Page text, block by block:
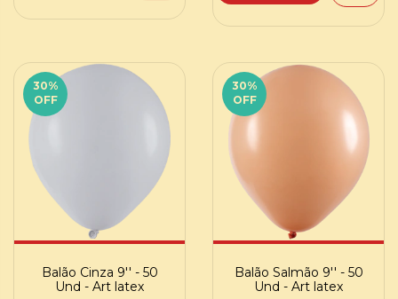
30%
OFF
Balão Cinza 9'' - 50
Und - Art latex
30%
OFF
Balão Salmão 9'' - 50
Und - Art latex